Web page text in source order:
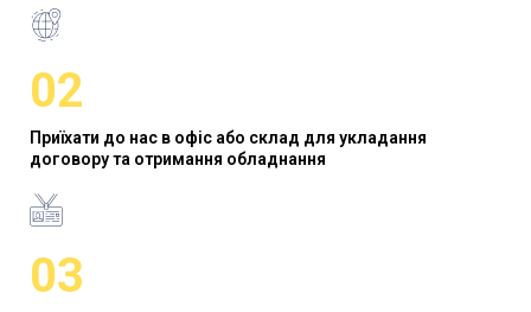
02
Приїхати до нас в офіс або склад для укладання
договору та отримання обладнання
03